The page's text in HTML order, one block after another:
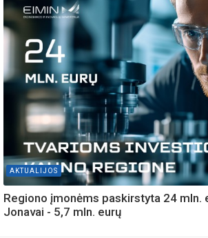
AKTUALIJOS
Regiono įmonėms paskirstyta 24 mln.
Jonavai - 5,7 mln. eurų